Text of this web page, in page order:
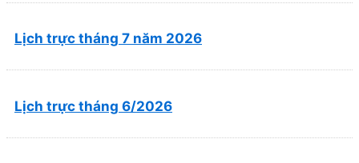
Lịch trực tháng 7 năm 2026
Lịch trực tháng 6/2026